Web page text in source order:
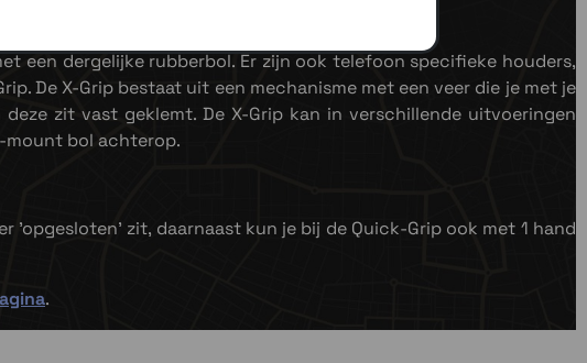
een dergelijke rubberbol. Er zijn ook telefoon specifieke houders,
De X-Grip bestaat uit een mechanisme met een veer die je met je
zit vast geklemt. De X-Grip kan in verschillende uitvoeringen
mount bol achterop.
'opgesloten' zit, daarnaast kun je bij de Quick-Grip ook met 1 hand
.